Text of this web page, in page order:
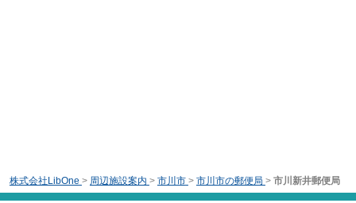
株式会社LibOne > 周辺施設案内 > 市川市 > 市川市の郵便局 > 市川新井郵便局